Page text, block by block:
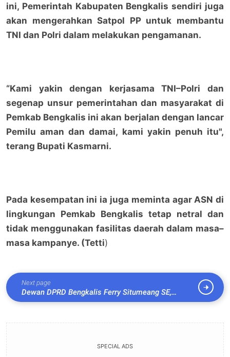
ini, Pemerintah Kabupaten Bengkalis sendiri juga
akan mengerahkan Satpol PP untuk membantu
TNI dan Polri dalam melakukan pengamanan.
“Kami yakin dengan kerjasama TNI–Polri dan
segenap unsur pemerintahan dan masyarakat di
Pemkab Bengkalis ini akan berjalan dengan lancar
Pemilu aman dan damai, kami yakin penuh itu",
terang Bupati Kasmarni.
Pada kesempatan ini ia juga meminta agar ASN di
lingkungan Pemkab Bengkalis tetap netral dan
tidak menggunakan fasilitas daerah dalam masa–
masa kampanye. (Tetti)
Next page
Dewan DPRD Bengkalis Ferry Situmeang SE,
Bersama Camat Rupat Hariadi ,S,sos,MSI hadiri
SPECIAL ADS